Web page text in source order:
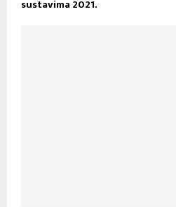
sustavima 2021.